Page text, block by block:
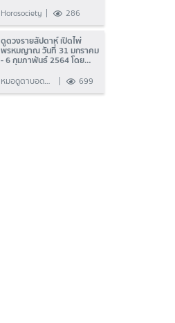
Horosociety 286
ดูดวงรายสัปดาห์ เปิดไพ่
พรหมญาณ วันที่ 31 มกราคม
- 6 กุมภาพันธ์ 2564 โดย
หมอดูตาบอด
ทิพยเนตร
699